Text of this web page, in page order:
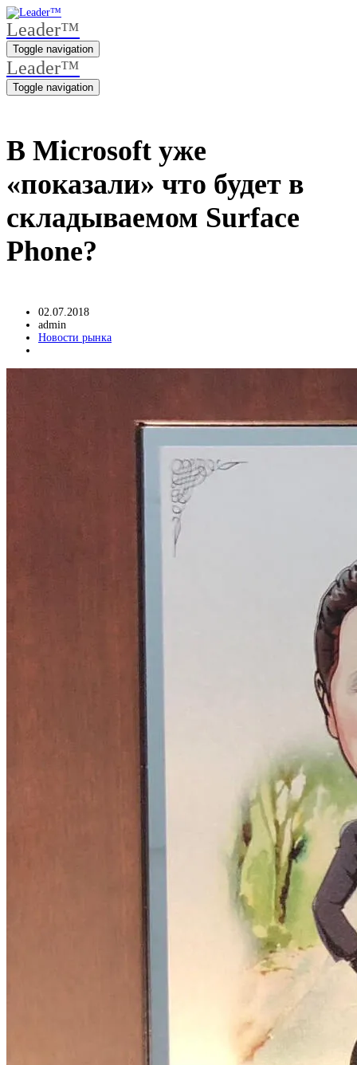
Leader™
Toggle navigation
Leader™
Toggle navigation
В Microsoft уже
«показали» что будет в
складываемом Surface
Phone?
02.07.2018
admin
Новости рынка